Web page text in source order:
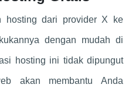
hosting dari provider X ke
dengan mudah di
hosting ini tidak dipungut
akan membantu Anda